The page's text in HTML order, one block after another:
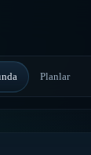
Planlar